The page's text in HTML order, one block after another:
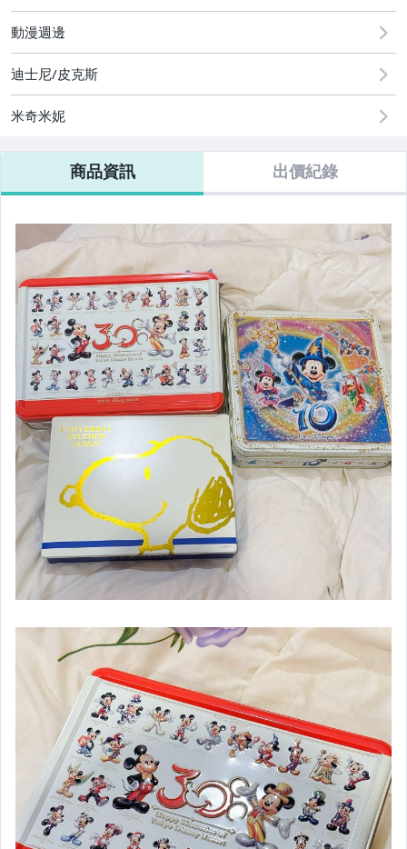
動漫週邊
迪士尼/皮克斯
米奇米妮
商品資訊 出價紀錄